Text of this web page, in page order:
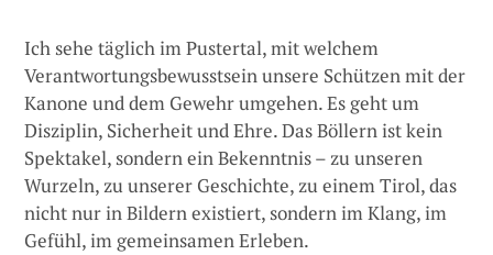
Ich sehe täglich im Pustertal, mit welchem
Verantwortungsbewusstsein unsere Schützen mit der
Kanone und dem Gewehr umgehen. Es geht um
Disziplin, Sicherheit und Ehre. Das Böllern ist kein
Spektakel, sondern ein Bekenntnis – zu unseren
Wurzeln, zu unserer Geschichte, zu einem Tirol, das
nicht nur in Bildern existiert, sondern im Klang, im
Gefühl, im gemeinsamen Erleben.